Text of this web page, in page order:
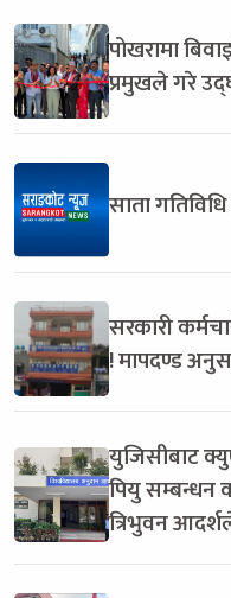
पोखरामा
प्रमुखले गरे
साता
सरकारी
! मापदण्ड
युजिसीबाट
पियु सम्बन्धन
त्रिभुवन